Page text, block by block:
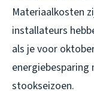
Materiaalkosten
installateurs
als je voor
stookseizoen.